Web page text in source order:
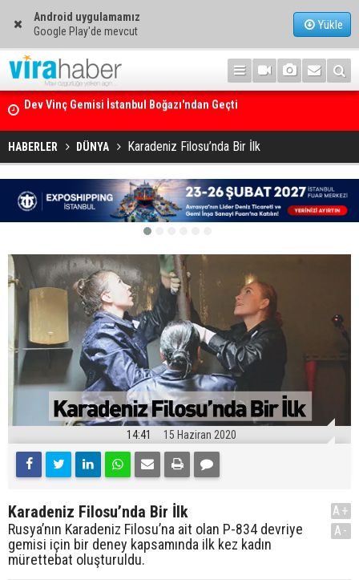
Android uygulamamız
Google Play'de mevcut
Yükle
Ege Denizi’nin En Büyük Mercan Ormanı
HABERLER DÜNYA Karadeniz Filosu’nda Bir İlk
14:41 15 Haziran 2020
Karadeniz Filosu’nda Bir İlk
Rusya’nın Karadeniz Filosu’na ait olan P-834 devriye
gemisi için bir deney kapsamında ilk kez kadın
mürettebat oluşturuldu.
A+
A-